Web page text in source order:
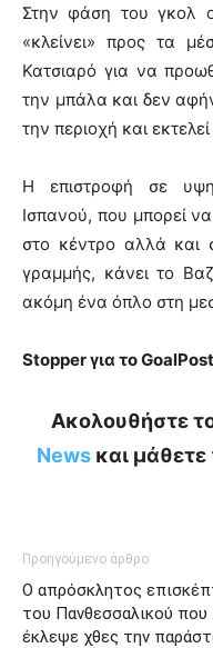
Στην φάση του γκολ ο
«κλείνει» προς τα
Κατσιαρό για να
την μπάλα και δεν
την περιοχή και
Η επιστροφή σε
Ισπανού, που μπορεί να
στο κέντρο αλλά και
γραμμής, κάνει το
ακόμη ένα όπλο στη
Stopper για το
Ακολουθήστε
News και μάθετε
Προηγούμενο άρθρο
O απρόσκλητος
του Πανθεσσαλικού που
έκλεψε χθες την